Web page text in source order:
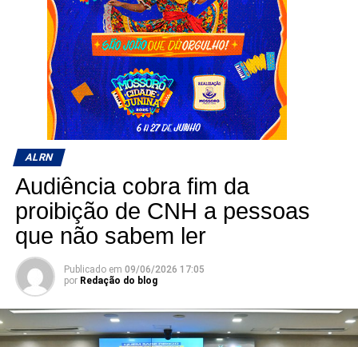
ALRN
Audiência cobra fim da
proibição de CNH a pessoas
que não sabem ler
Publicado em 09/06/2026 17:05
por Redação do blog